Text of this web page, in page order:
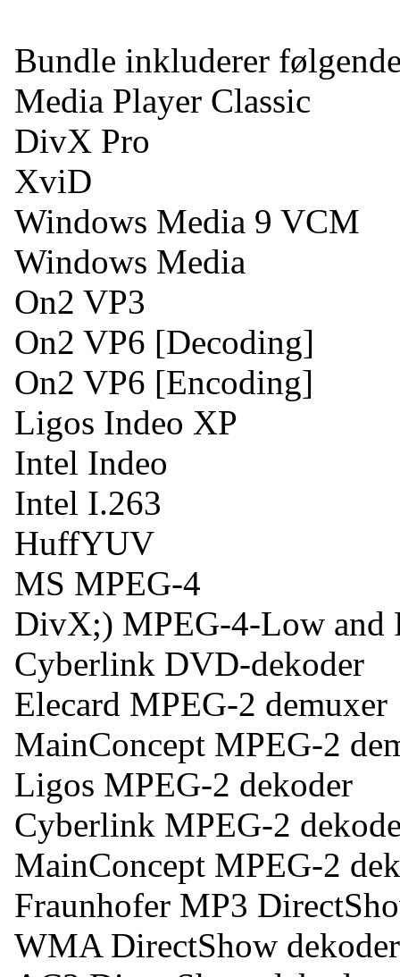
Bundle inkluderer
Media Player Classic
DivX Pro
XviD
Windows Media 9 VCM
Windows Media
On2 VP3
On2 VP6 [Decoding]
On2 VP6 [Encoding]
Ligos Indeo XP
Intel Indeo
Intel I.263
HuffYUV
MS MPEG-4
DivX;) MPEG-4-Low and
Cyberlink DVD-dekoder
Elecard MPEG-2 demuxer
MainConcept MPEG-2
Ligos MPEG-2 dekoder
Cyberlink MPEG-2
MainConcept MPEG-2
Fraunhofer MP3
WMA DirectShow dekoder